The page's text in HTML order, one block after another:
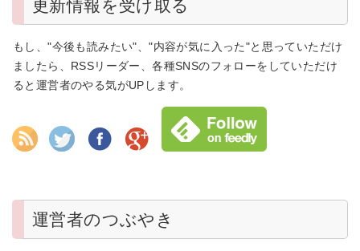
更新情報を受け取る
もし、"今後も読みたい"、"内容が気に入った"と思っていただけ
ましたら、RSSリーダー、各種SNSのフォローをしていただけ
ると運営者のやる気がUPします。
運営者のつぶやき